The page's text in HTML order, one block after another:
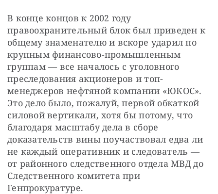
В конце концов к 2002 году
правоохранительный блок был приведен к
общему знаменателю и вскоре ударил по
крупным финансово-промышленным
группам — все началось с уголовного
преследования акционеров и топ-
менеджеров нефтяной компании «ЮКОС».
Это дело было, пожалуй, первой обкаткой
силовой вертикали, хотя бы потому, что
благодаря масштабу дела в сборе
доказательств вины поучаствовал едва ли
не каждый оперативник и следователь —
от районного следственного отдела МВД до
Следственного комитета при
Генпрокуратуре.